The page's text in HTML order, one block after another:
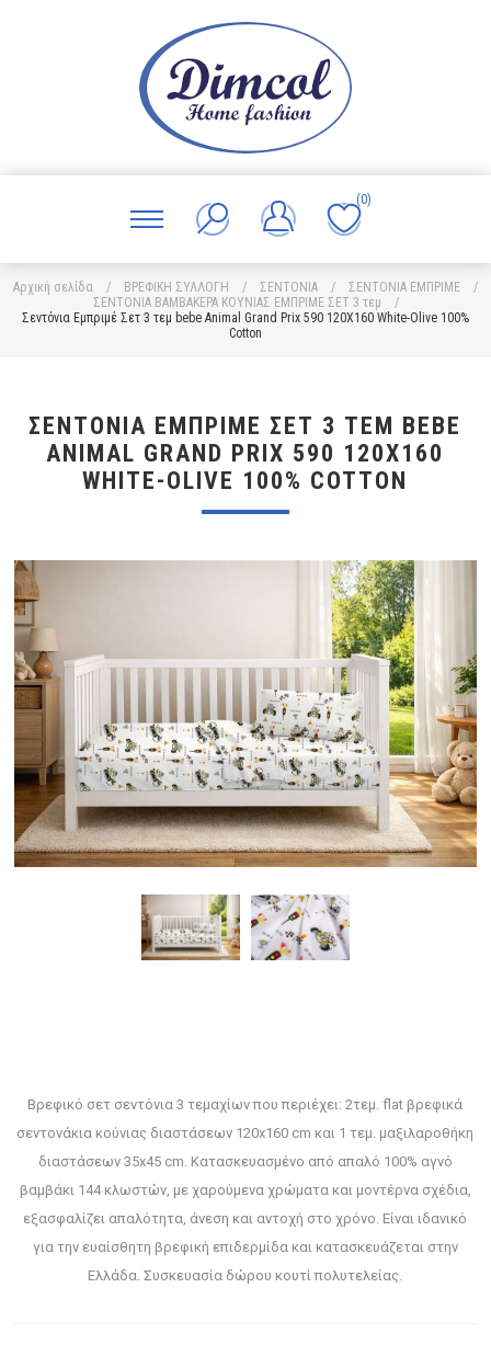
(0)
Αρχική σελίδα / ΒΡΕΦΙΚΗ ΣΥΛΛΟΓΗ / ΣΕΝΤΟΝΙΑ / ΣΕΝΤΟΝΙΑ ΕΜΠΡΙΜΕ
/
ΣΕΝΤΟΝΙΑ ΒΑΜΒΑΚΕΡΑ ΚΟΥΝΙΑΣ ΕΜΠΡΙΜΕ ΣΕΤ 3 τεμ
/
Σεντόνια Εμπριμέ Σετ 3 τεμ bebe Animal Grand Prix 590 120X160 White-Olive 100%
Cotton
ΣΕΝΤΌΝΙΑ ΕΜΠΡΙΜΈ ΣΕΤ 3 ΤΕΜ BEBE
ANIMAL GRAND PRIX 590 120X160
WHITE-OLIVE 100% COTTON
Βρεφικό σετ σεντόνια 3 τεμαχίων που περιέχει: 2τεμ. flat βρεφικά
σεντονάκια κούνιας διαστάσεων 120x160 cm και 1 τεμ. μαξιλαροθήκη
διαστάσεων 35x45 cm. Κατασκευασμένο από απαλό 100% αγνό
βαμβάκι 144 κλωστών, με χαρούμενα χρώματα και μοντέρνα σχέδια,
εξασφαλίζει απαλότητα, άνεση και αντοχή στο χρόνο. Είναι ιδανικό
για την ευαίσθητη βρεφική επιδερμίδα και κατασκευάζεται στην
Ελλάδα. Συσκευασία δώρου κουτί πολυτελείας.